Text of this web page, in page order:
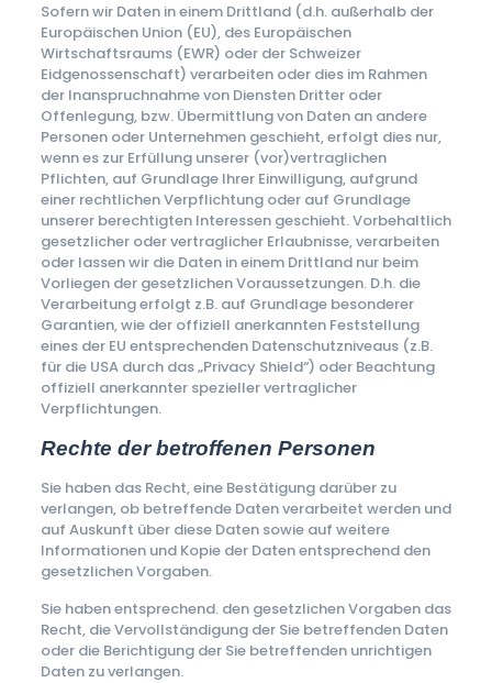
Sofern wir Daten in einem Drittland (d.h. außerhalb der
Europäischen Union (EU), des Europäischen
Wirtschaftsraums (EWR) oder der Schweizer
Eidgenossenschaft) verarbeiten oder dies im Rahmen
der Inanspruchnahme von Diensten Dritter oder
Offenlegung, bzw. Übermittlung von Daten an andere
Personen oder Unternehmen geschieht, erfolgt dies nur,
wenn es zur Erfüllung unserer (vor)vertraglichen
Pflichten, auf Grundlage Ihrer Einwilligung, aufgrund
einer rechtlichen Verpflichtung oder auf Grundlage
unserer berechtigten Interessen geschieht. Vorbehaltlich
gesetzlicher oder vertraglicher Erlaubnisse, verarbeiten
oder lassen wir die Daten in einem Drittland nur beim
Vorliegen der gesetzlichen Voraussetzungen. D.h. die
Verarbeitung erfolgt z.B. auf Grundlage besonderer
Garantien, wie der offiziell anerkannten Feststellung
eines der EU entsprechenden Datenschutzniveaus (z.B.
für die USA durch das „Privacy Shield“) oder Beachtung
offiziell anerkannter spezieller vertraglicher
Verpflichtungen.
Rechte der betroffenen Personen
Sie haben das Recht, eine Bestätigung darüber zu
verlangen, ob betreffende Daten verarbeitet werden und
auf Auskunft über diese Daten sowie auf weitere
Informationen und Kopie der Daten entsprechend den
gesetzlichen Vorgaben.
Sie haben entsprechend. den gesetzlichen Vorgaben das
Recht, die Vervollständigung der Sie betreffenden Daten
oder die Berichtigung der Sie betreffenden unrichtigen
Daten zu verlangen.